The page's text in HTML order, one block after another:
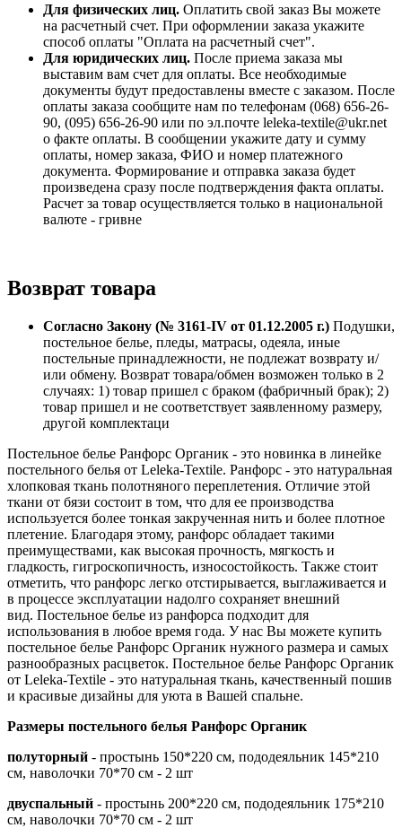
Для физических лиц. Оплатить свой заказ Вы можете
на расчетный счет. При оформлении заказа укажите
способ оплаты "Оплата на расчетный счет".
Для юридических лиц. После приема заказа мы
выставим вам счет для оплаты. Все необходимые
документы будут предоставлены вместе с заказом. После
оплаты заказа сообщите нам по телефонам (068) 656-26-
90, (095) 656-26-90 или по эл.почте leleka-textile@ukr.net
о факте оплаты. В сообщении укажите дату и сумму
оплаты, номер заказа, ФИО и номер платежного
документа. Формирование и отправка заказа будет
произведена сразу после подтверждения факта оплаты.
Расчет за товар осуществляется только в национальной
валюте - гривне
Возврат товара
Согласно Закону (№ 3161-IV от 01.12.2005 г.) Подушки,
постельное белье, пледы, матрасы, одеяла, иные
постельные принадлежности, не подлежат возврату и/
или обмену. Возврат товара/обмен возможен только в 2
случаях: 1) товар пришел с браком (фабричный брак); 2)
товар пришел и не соответствует заявленному размеру,
другой комплектаци
Постельное белье Ранфорс Органик - это новинка в линейке
постельного белья от Leleka-Textile. Ранфорс - это натуральная
хлопковая ткань полотняного переплетения. Отличие этой
ткани от бязи состоит в том, что для ее производства
используется более тонкая закрученная нить и более плотное
плетение. Благодаря этому, ранфорс обладает такими
преимуществами, как высокая прочность, мягкость и
гладкость, гигроскопичность, износостойкость. Также стоит
отметить, что ранфорс легко отстирывается, выглаживается и
в процессе эксплуатации надолго сохраняет внешний
вид. Постельное белье из ранфорса подходит для
использования в любое время года. У нас Вы можете купить
постельное белье Ранфорс Органик нужного размера и самых
разнообразных расцветок. Постельное белье Ранфорс Органик
от Leleka-Textile - это натуральная ткань, качественный пошив
и красивые дизайны для уюта в Вашей спальне.
Размеры постельного белья Ранфорс Органик
полуторный - простынь 150*220 см, пододеяльник 145*210
см, наволочки 70*70 см - 2 шт
двуспальный - простынь 200*220 см, пододеяльник 175*210
см, наволочки 70*70 см - 2 шт